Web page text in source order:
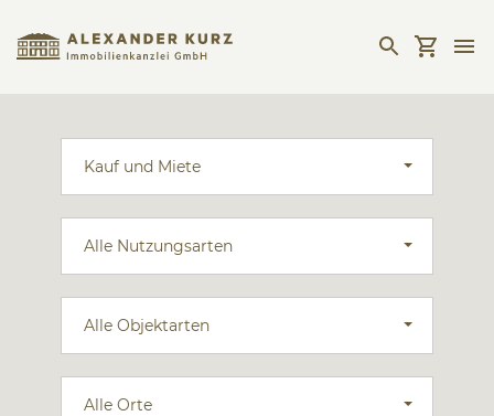
Kauf und Miete
Alle Nutzungsarten
Alle Objektarten
Alle Orte